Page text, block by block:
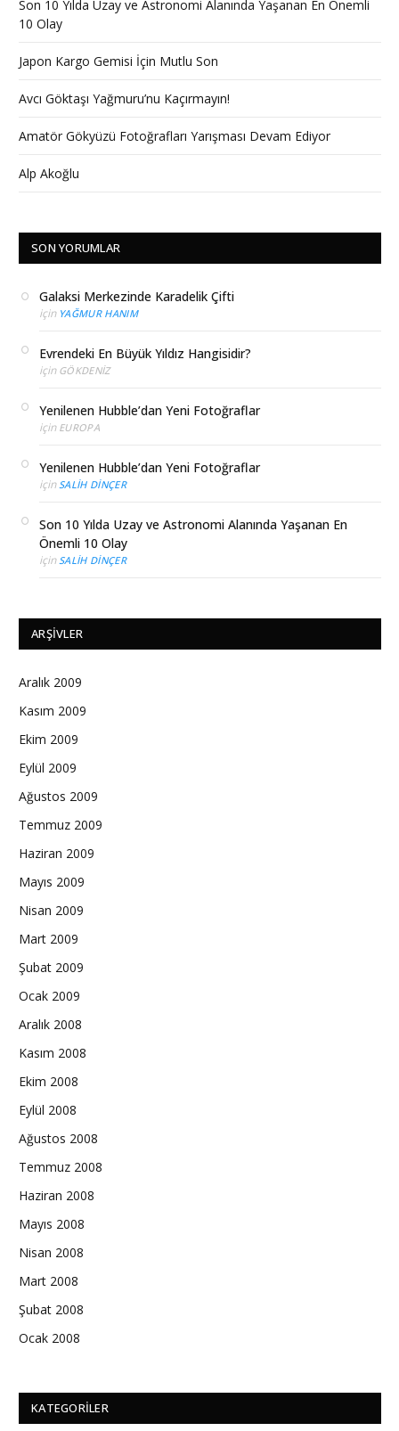
Son 10 Yılda Uzay ve Astronomi Alanında Yaşanan En Önemli
10 Olay
Japon Kargo Gemisi İçin Mutlu Son
Avcı Göktaşı Yağmuru’nu Kaçırmayın!
Amatör Gökyüzü Fotoğrafları Yarışması Devam Ediyor
Alp Akoğlu
SON YORUMLAR
Galaksi Merkezinde Karadelik Çifti
için YAĞMUR HANIM
Evrendeki En Büyük Yıldız Hangisidir?
için GÖKDENIZ
Yenilenen Hubble’dan Yeni Fotoğraflar
için EUROPA
Yenilenen Hubble’dan Yeni Fotoğraflar
için SALIH DINÇER
Son 10 Yılda Uzay ve Astronomi Alanında Yaşanan En
Önemli 10 Olay
için SALIH DINÇER
ARŞIVLER
Aralık 2009
Kasım 2009
Ekim 2009
Eylül 2009
Ağustos 2009
Temmuz 2009
Haziran 2009
Mayıs 2009
Nisan 2009
Mart 2009
Şubat 2009
Ocak 2009
Aralık 2008
Kasım 2008
Ekim 2008
Eylül 2008
Ağustos 2008
Temmuz 2008
Haziran 2008
Mayıs 2008
Nisan 2008
Mart 2008
Şubat 2008
Ocak 2008
KATEGORILER